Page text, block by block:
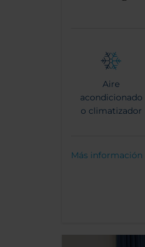
Aire
acondicionado
o climatizador
Más información